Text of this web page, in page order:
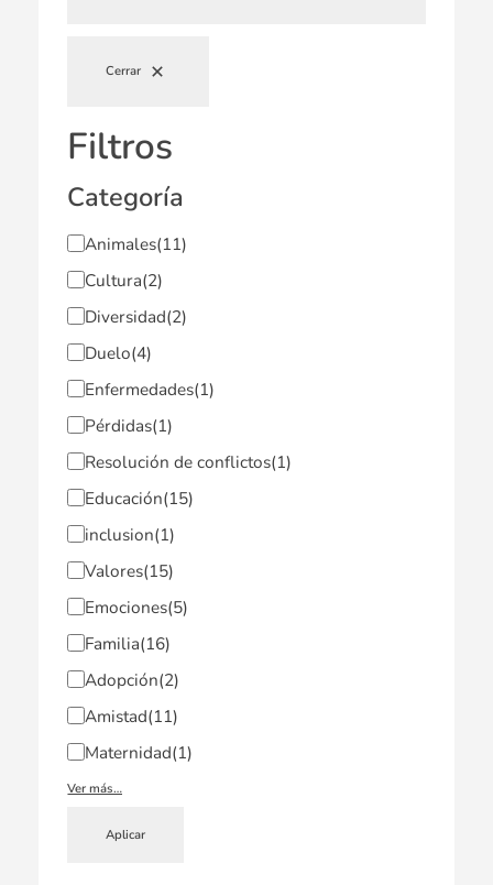
Cerrar
Filtros
Categoría
Animales(11)
Cultura(2)
Diversidad(2)
Duelo(4)
Enfermedades(1)
Pérdidas(1)
Resolución de conflictos(1)
Educación(15)
inclusion(1)
Valores(15)
Emociones(5)
Familia(16)
Adopción(2)
Amistad(11)
Maternidad(1)
Ver más…
Aplicar